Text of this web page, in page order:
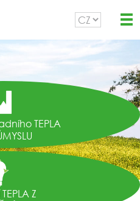
TEPLA
TEPLA Z